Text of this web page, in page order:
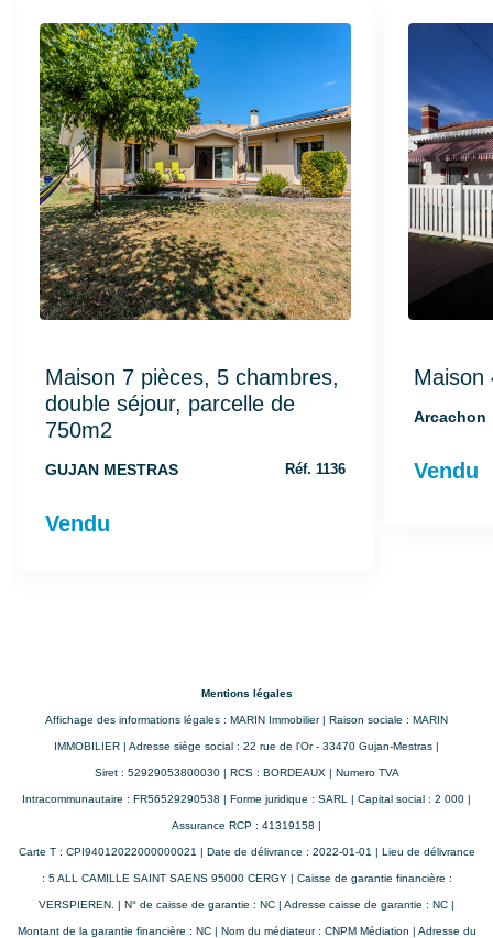
Maison 7 pièces, 5 chambres,
double séjour, parcelle de
750m2
GUJAN MESTRAS Réf. 1136
Vendu
Maison
Arcachon
Vendu
Mentions légales
Affichage des informations légales : MARIN Immobilier | Raison sociale : MARIN
IMMOBILIER | Adresse siège social : 22 rue de l'Or - 33470 Gujan-Mestras |
Siret : 52929053800030 | RCS : BORDEAUX | Numero TVA
Intracommunautaire : FR56529290538 | Forme juridique : SARL | Capital social : 2 000 |
Assurance RCP : 41319158 |
Carte T : CPI94012022000000021 | Date de délivrance : 2022-01-01 | Lieu de délivrance
: 5 ALL CAMILLE SAINT SAENS 95000 CERGY | Caisse de garantie financière :
VERSPIEREN. | N° de caisse de garantie : NC | Adresse caisse de garantie : NC |
Montant de la garantie financière : NC | Nom du médiateur : CNPM Médiation | Adresse du